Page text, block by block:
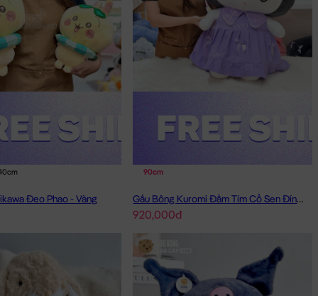
Đeo Phao - Vàng
90cm
Gấu Bông Kuromi Đầm Tím Cổ Sen Đính Nơ
920,000đ